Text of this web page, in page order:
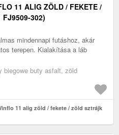
11 ALIG ZÖLD / FEKETE /
FJ9509-302)
mindennapi futáshoz, akár
terepen. Kialakítása a láb
biegowe buty asfalt, zöld
11 alig zöld / fekete / zöld sztrájk